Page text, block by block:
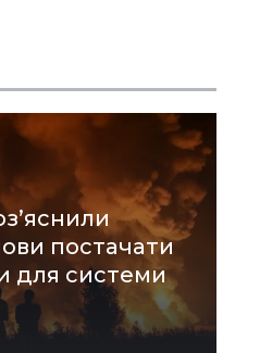
постачати
для системи